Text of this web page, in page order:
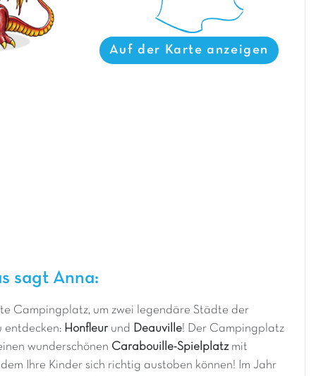
Auf der Karte anzeigen
sagt Anna:
Campingplatz, um zwei legendäre Städte der
entdecken: Honfleurund Deauville! Der Campingplatz
wunderschönen Carabouille-Spielplatzmit
Ihre Kinder sich richtig austoben können! Im Jahr